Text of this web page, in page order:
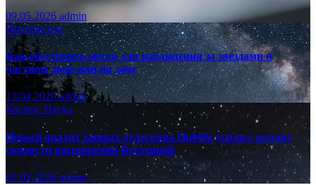
09.05.2026 admin
Интиресное
Как обустроить место для наблюдения за звёздами в
частном доме или на даче
13.04.2026admin
Космос Наука
Новый анализ данных телескопа Hubble усилил загадку
скорости расширения Вселенной
01.03.2026admin